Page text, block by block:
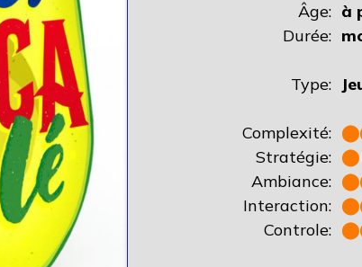
Âge: à
Durée:
Type:
Complexité: ⬤
Stratégie: ⬤
Ambiance: ⬤
Interaction: ⬤
Controle: ⬤